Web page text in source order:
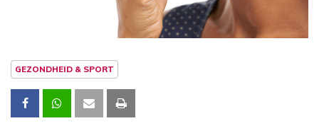
GEZONDHEID & SPORT